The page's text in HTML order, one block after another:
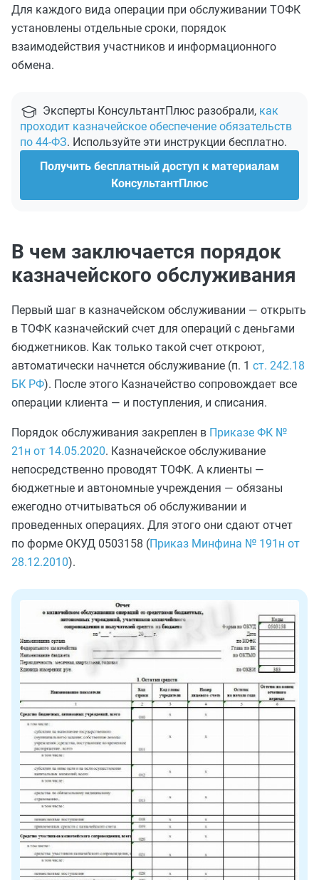
Для каждого вида операции при обслуживании ТОФК
установлены отдельные сроки, порядок
взаимодействия участников и информационного
обмена.
Эксперты КонсультантПлюс разобрали, как
проходит казначейское обеспечение обязательств
по 44-ФЗ. Используйте эти инструкции бесплатно.
Получить бесплатный доступ к материалам
КонсультантПлюс
В чем заключается порядок
казначейского обслуживания
Первый шаг в казначейском обслуживании — открыть
в ТОФК казначейский счет для операций с деньгами
бюджетников. Как только такой счет откроют,
автоматически начнется обслуживание (п. 1 ст. 242.18
БК РФ). После этого Казначейство сопровождает все
операции клиента — и поступления, и списания.
Порядок обслуживания закреплен в Приказе ФК №
21н от 14.05.2020. Казначейское обслуживание
непосредственно проводят ТОФК. А клиенты —
бюджетные и автономные учреждения — обязаны
ежегодно отчитываться об обслуживании и
проведенных операциях. Для этого они сдают отчет
по форме ОКУД 0503158 (Приказ Минфина № 191н от
28.12.2010).